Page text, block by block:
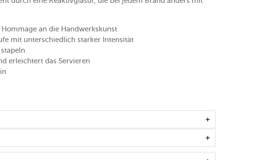
an die Handwerkskunst
mit unterschiedlich starker Intensität
erleichtert das Servieren